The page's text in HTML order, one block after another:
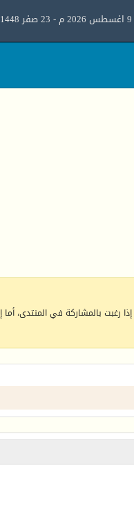
إذا رغبت بالمشاركة في المنتدى، أما